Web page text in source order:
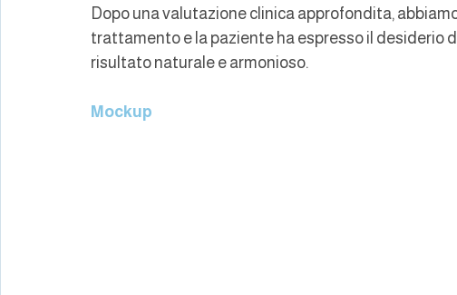
Dopo una valutazione clinica approfondita,
trattamento e la paziente ha espresso il desiderio
risultato naturale e armonioso.
Mockup